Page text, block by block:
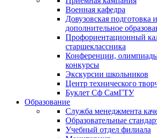
Военная кафедра
Довузовская подготовка и
дополнительное
Профориентационный
старшеклассника
Конференции,
конкурсы
Экскурсии школьников
Центр технического
Буклет Сф СамГТУ
Образование
Служба менеджмента
Образовательные
Учебный отдел филиала